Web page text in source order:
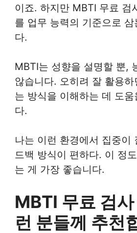
이죠. 하지만 MBTI 무료 검
를 업무 능력의 기준으로 삼
다.
MBTI는 성향을 설명할 뿐,
않습니다. 오히려 잘 활용
는 방식을 이해하는 데 도움
다.
나는 이런 환경에서 집중이
드백 방식이 편하다. 이 정
는 게 가장 좋습니다.
MBTI 무료 검
런 분들께 추천